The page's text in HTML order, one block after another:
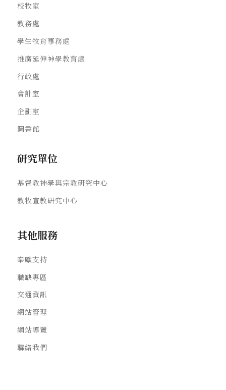
校牧室
教務處
學生牧育事務處
推廣延伸神學教育處
行政處
會計室
企劃室
圖書館
研究單位
基督教神學與宗教研究中心
教牧宣教研究中心
其他服務
奉獻支持
職缺專區
交通資訊
網站管理
網站導覽
聯絡我們